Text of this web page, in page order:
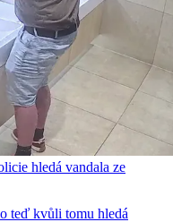
hledá vandala ze
teď kvůli tomu hledá